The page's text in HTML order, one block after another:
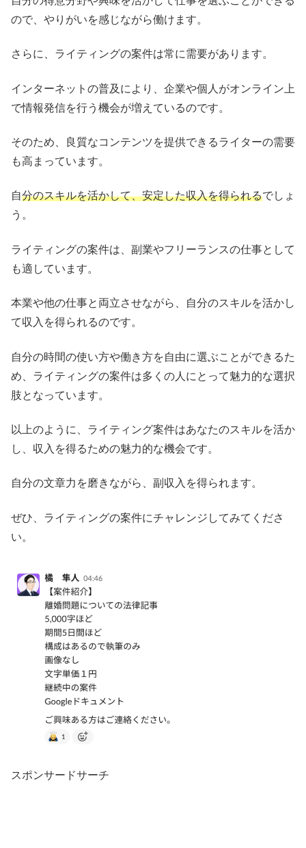
ので、やりがいを感じながら働けます。
さらに、ライティングの案件は常に需要があります。
インターネットの普及により、企業や個人がオンライン上
で情報発信を行う機会が増えているのです。
そのため、良質なコンテンツを提供できるライターの需要
も高まっています。
自分のスキルを活かして、安定した収入を得られるでしょ
う。
ライティングの案件は、副業やフリーランスの仕事として
も適しています。
本業や他の仕事と両立させながら、自分のスキルを活かし
て収入を得られるのです。
自分の時間の使い方や働き方を自由に選ぶことができるた
め、ライティングの案件は多くの人にとって魅力的な選択
肢となっています。
以上のように、ライティング案件はあなたのスキルを活か
し、収入を得るための魅力的な機会です。
自分の文章力を磨きながら、副収入を得られます。
ぜひ、ライティングの案件にチャレンジしてみてくださ
い。
スポンサードサーチ